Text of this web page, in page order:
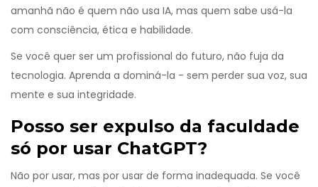
amanhã não é quem não usa IA, mas quem sabe usá-la
com consciência, ética e habilidade.
Se você quer ser um profissional do futuro, não fuja da
tecnologia. Aprenda a dominá-la - sem perder sua voz, sua
mente e sua integridade.
Posso ser expulso da faculdade
só por usar ChatGPT?
Não por usar, mas por usar de forma inadequada. Se você